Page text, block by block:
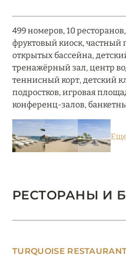
499 номеров, 10
фруктовый киоск, частный
открытых бассейна,
тренажёрный зал, центр
теннисный корт, детский
подростков, игровая
конференц-залов,
РЕСТОРАНЫ И
TURQUOISE